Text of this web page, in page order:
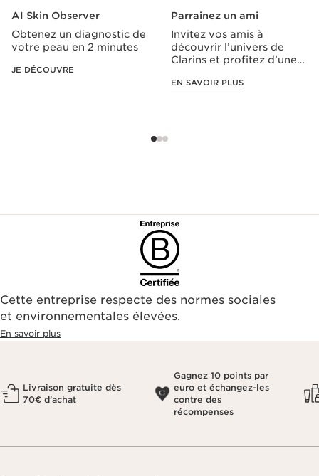
AI Skin Observer
Obtenez un diagnostic de
votre peau en 2 minutes
JE DÉCOUVRE
Parrainez un ami
Invitez vos amis à
découvrir l’univers de
Clarins et profitez d’une
EN SAVOIR PLUS
Cette entreprise respecte des normes sociales
et environnementales élevées.
En savoir plus
Livraison gratuite dès
70€ d'achat
Gagnez 10 points par
euro et échangez-les
contre des
récompenses